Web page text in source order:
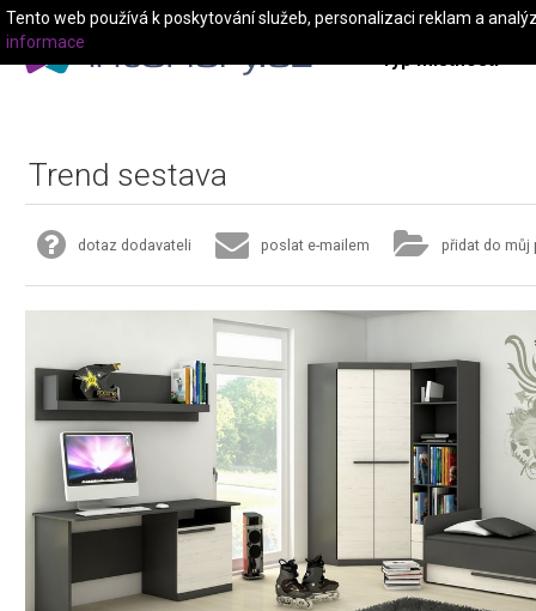
Typ místnosti
Trend sestava
dotaz dodavateli poslat e-mailem přidat do můj
Tento web používá k poskytování služeb, personalizaci reklam a
informace